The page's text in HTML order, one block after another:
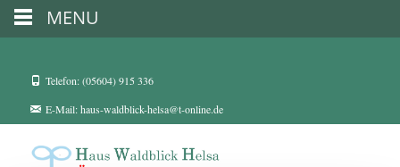
Telefon: (05604) 915 336
E-Mail: haus-waldblick-helsa@t-online.de
MENU